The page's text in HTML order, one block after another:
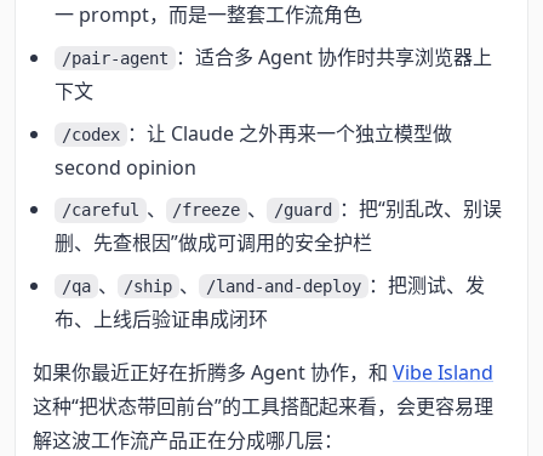
一 prompt，而是一整套工作流角色
/pair-agent
：适合多 Agent 协作时共享浏览器上
下文
/codex ：让 Claude 之外再来一个独立模型做
second opinion
/careful 、 /freeze 、 /guard
：把“别乱改、别误
删、先查根因”做成可调用的安全护栏
/qa 、 /ship 、 /land-and-deploy ：把测试、发
布、上线后验证串成闭环
如果你最近正好在折腾多 Agent 协作，和 Vibe Island
这种“把状态带回前台”的工具搭配起来看，会更容易理
解这波工作流产品正在分成哪几层：